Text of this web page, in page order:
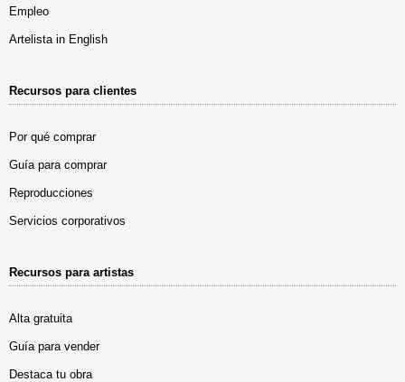
Empleo
Artelista in English
Recursos para clientes
Por qué comprar
Guía para comprar
Reproducciones
Servicios corporativos
Recursos para artistas
Alta gratuita
Guía para vender
Destaca tu obra